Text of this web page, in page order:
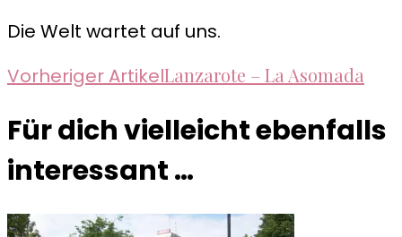
Die Welt wartet auf uns.
Beitragsnavigation
Vorheriger ArtikelLanzarote – La Asomada
Für dich vielleicht ebenfalls
interessant …